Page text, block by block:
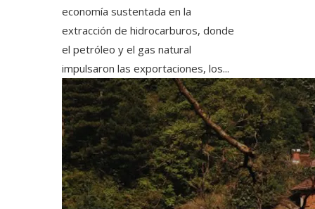
economía sustentada en la
extracción de hidrocarburos, donde
el petróleo y el gas natural
impulsaron las exportaciones, los...